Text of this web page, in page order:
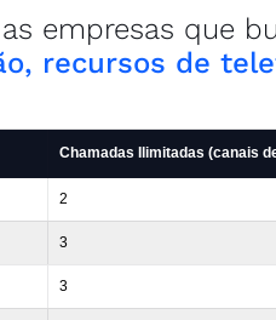
empresas que
recursos de
Chamadas Ilimitadas (canais
2
3
3